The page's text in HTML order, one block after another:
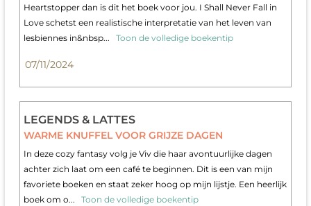
Heartstopper dan is dit het boek voor jou. I Shall Never Fall in
Love schetst een realistische interpretatie van het leven van
lesbiennes in&nbsp...
Toon de volledige boekentip
07/11/2024
LEGENDS & LATTES
WARME KNUFFEL VOOR GRIJZE DAGEN
In deze cozy fantasy volg je Viv die haar avontuurlijke dagen
achter zich laat om een café te beginnen. Dit is een van mijn
favoriete boeken en staat zeker hoog op mijn lijstje. Een heerlijk
boek om o...
Toon de volledige boekentip